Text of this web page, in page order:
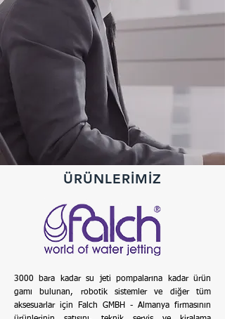
ÜRÜNLERİMİZ
3000 bara kadar su jeti pompalarına kadar ürün
gamı bulunan, robotik sistemler ve diğer tüm
aksesuarlar için Falch GMBH - Almanya firmasının